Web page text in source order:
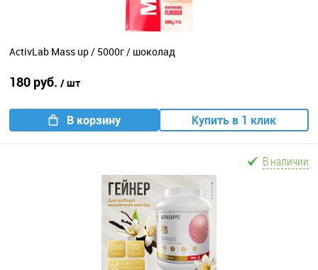
ActivLab Mass up / 5000г / шоколад
180 руб. / шт
В корзину Купить в 1 клик
В наличии